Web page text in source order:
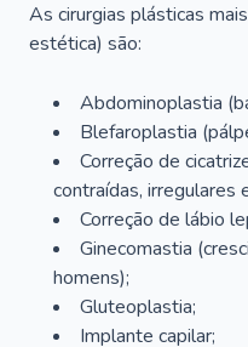
As cirurgias plásticas
estética) são:
Abdominoplastia
Blefaroplastia
Correção de
contraídas, irregulares
Correção de lábio
Ginecomastia
homens);
Gluteoplastia;
Implante capilar;